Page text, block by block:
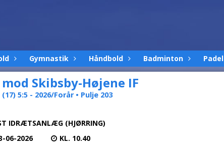
Gymnastik Håndbold Badminton Padel
Skibsby-Højene IF
(17) 5:5 - 2026/Forår • Pulje 203
IDRÆTSANLÆG (HJØRRING)
06-2026
KL. 10.40